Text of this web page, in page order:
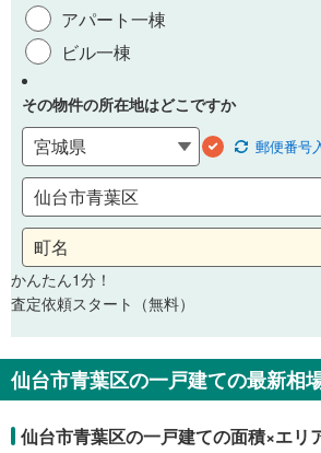
アパート一棟
ビル一棟
その物件の所在地はどこですか
郵便番号
かんたん1分！
査定依頼スタート（無料）
仙台市青葉区の一戸建ての最新相
仙台市青葉区の一戸建ての面積×エリ